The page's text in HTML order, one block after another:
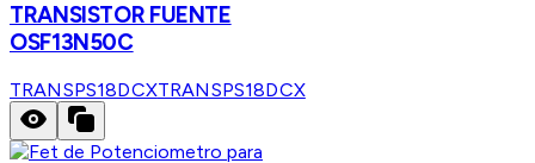
TRANSISTOR FUENTE
OSF13N50C
TRANSPS18DCXTRANSPS18DCX